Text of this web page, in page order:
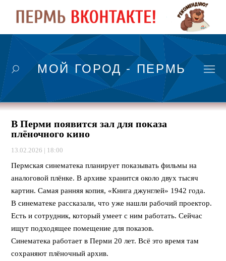
МОЙ ГОРОД - ПЕРМЬ
В Перми появится зал для показа
плёночного кино
13.02.2026 | 18:00
Пермская синематека планирует показывать фильмы на
аналоговой плёнке. В архиве хранится около двух тысяч
картин. Самая ранняя копия, «Книга джунглей» 1942 года.
В синематеке рассказали, что уже нашли рабочий проектор.
Есть и сотрудник, который умеет с ним работать. Сейчас
ищут подходящее помещение для показов.
Синематека работает в Перми 20 лет. Всё это время там
сохраняют плёночный архив.